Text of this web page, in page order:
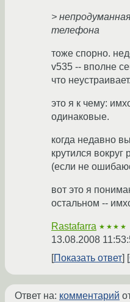
>
телефона
тоже спорно.
v535 -- вполне
что
это я к чему:
одинаковые.
когда недавно
крутился
(если не
вот это я
остальном --
Rastafarra ★★★★
13.08.2008
Показать ответ
Ответ на: комментарий